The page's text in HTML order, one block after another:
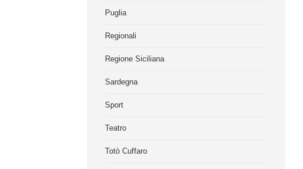
Puglia
Regionali
Regione Siciliana
Sardegna
Sport
Teatro
Totò Cuffaro